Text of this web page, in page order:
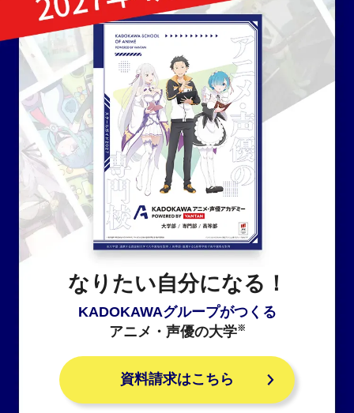
なりたい自分になる！
KADOKAWAグループがつくる
アニメ・声優の大学※
資料請求はこちら